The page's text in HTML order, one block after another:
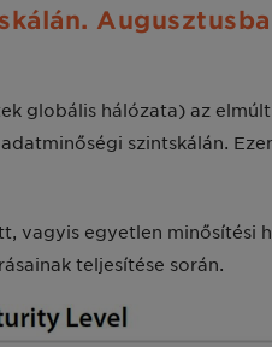
globális hálózata) az
szintskálán.
vagyis egyetlen minősítési
teljesítése során.